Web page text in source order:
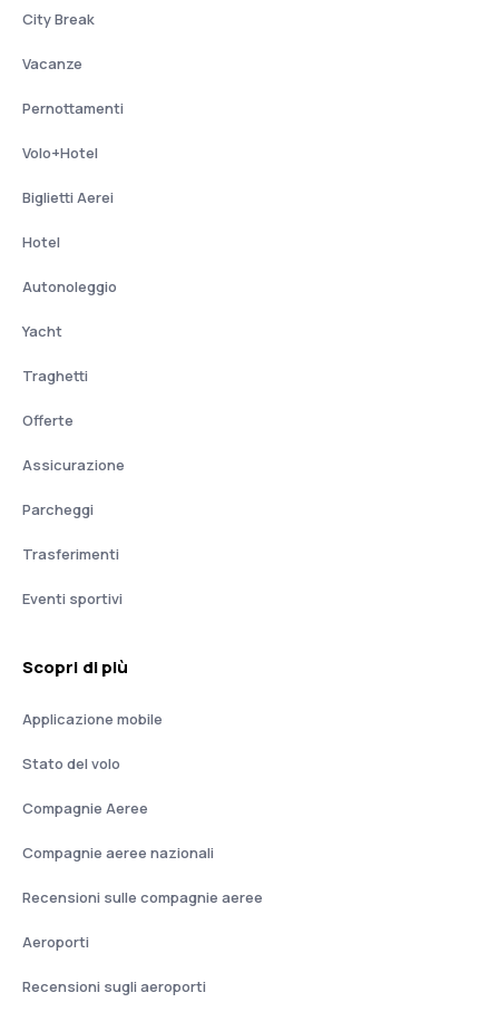
City Break
Vacanze
Pernottamenti
Volo+Hotel
Biglietti Aerei
Hotel
Autonoleggio
Yacht
Traghetti
Offerte
Assicurazione
Parcheggi
Trasferimenti
Eventi sportivi
Scopri di più
Applicazione mobile
Stato del volo
Compagnie Aeree
Compagnie aeree nazionali
Recensioni sulle compagnie aeree
Aeroporti
Recensioni sugli aeroporti